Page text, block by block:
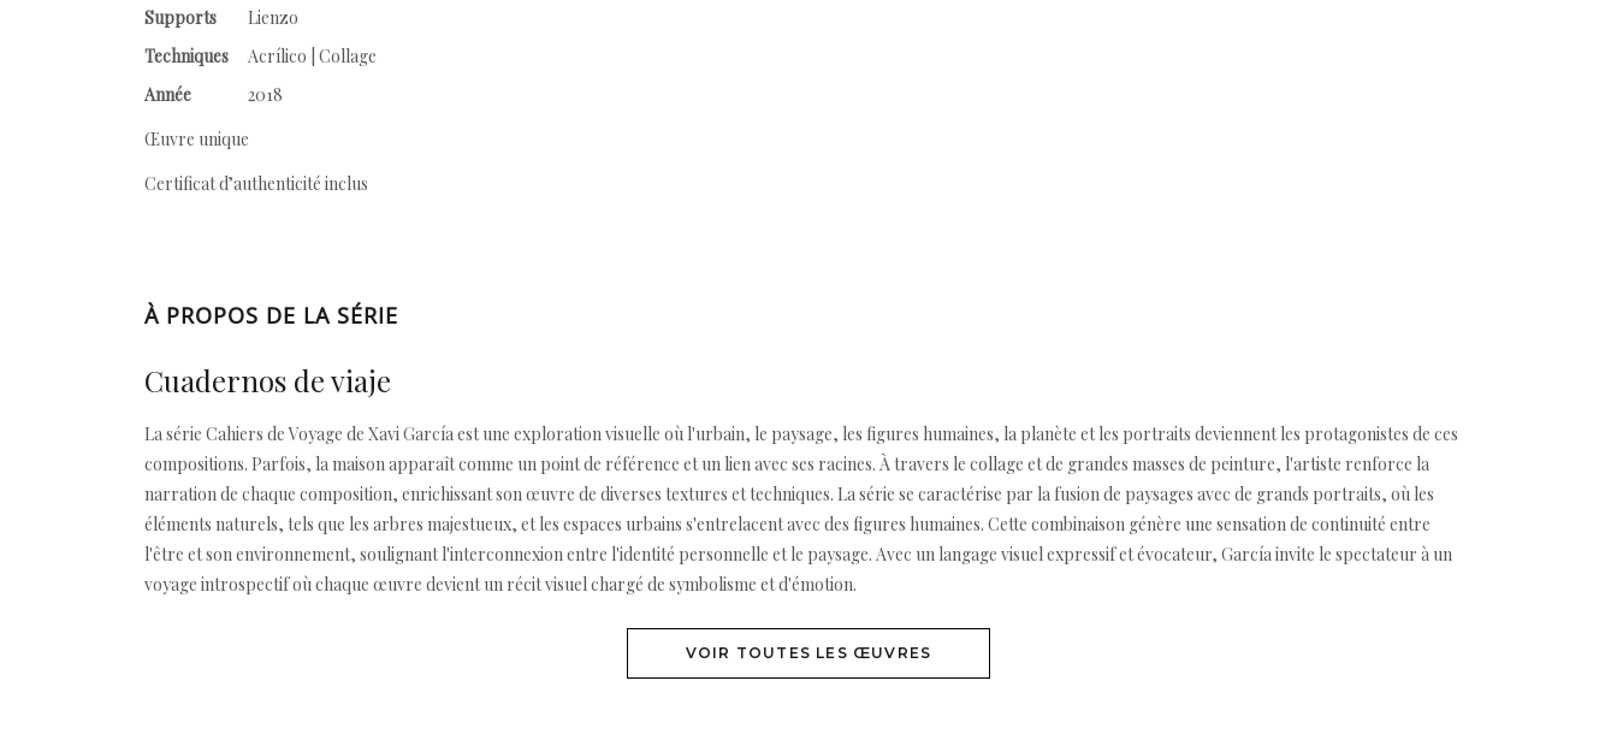
Supports
Lienzo
Techniques
Acrílico | Collage
Année
2018
Œuvre unique
Certificat d’authenticité inclus
À PROPOS DE LA SÉRIE
Cuadernos de viaje
La série Cahiers de Voyage de Xavi García est une exploration visuelle où l'urbain, le paysage, les figures humaines, la planète et les portraits deviennent les protagonistes de ces
compositions. Parfois, la maison apparaît comme un point de référence et un lien avec ses racines. À travers le collage et de grandes masses de peinture, l'artiste renforce la
narration de chaque composition, enrichissant son œuvre de diverses textures et techniques. La série se caractérise par la fusion de paysages avec de grands portraits, où les
éléments naturels, tels que les arbres majestueux, et les espaces urbains s'entrelacent avec des figures humaines. Cette combinaison génère une sensation de continuité entre
l'être et son environnement, soulignant l'interconnexion entre l'identité personnelle et le paysage. Avec un langage visuel expressif et évocateur, García invite le spectateur à un
voyage introspectif où chaque œuvre devient un récit visuel chargé de symbolisme et d'émotion.
VOIR TOUTES LES ŒUVRES